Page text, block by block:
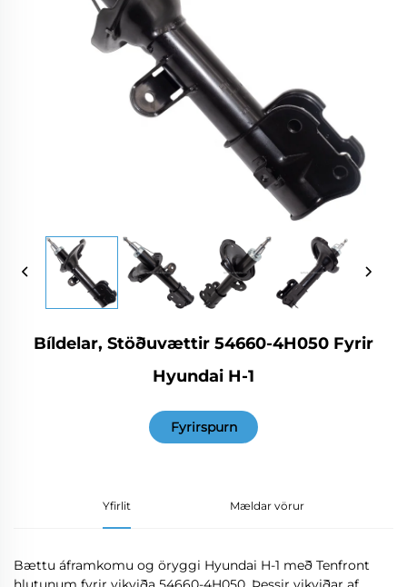
Bíldelar, Stöðuvættir 54660-4H050 Fyrir
Hyundai H-1
Fyrirspurn
Yfirlit Mældar vörur
Bættu áframkomu og öryggi Hyundai H-1 með Tenfront